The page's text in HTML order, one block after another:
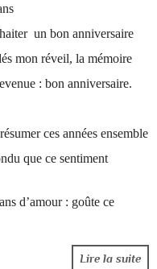
un bon anniversaire
mon réveil, la mémoire
: bon anniversaire.
ces années ensemble
que ce sentiment
d’amour : goûte ce
Lire la suite